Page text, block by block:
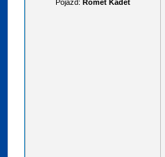
Pojazd: Romet Kadet